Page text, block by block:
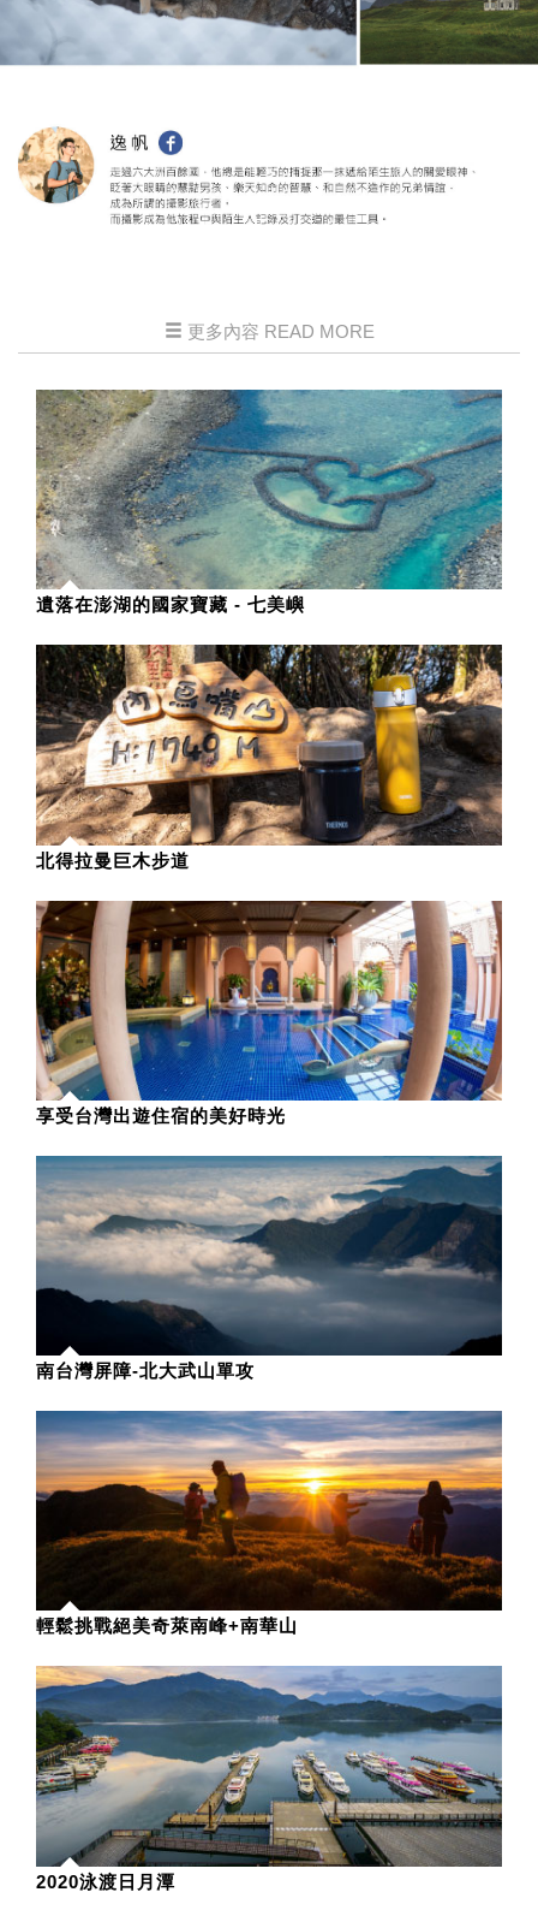
更多內容 READ MORE
遺落在澎湖的國家寶藏 - 七美嶼
北得拉曼巨木步道
享受台灣出遊住宿的美好時光
南台灣屏障-北大武山單攻
輕鬆挑戰絕美奇萊南峰+南華山
2020泳渡日月潭